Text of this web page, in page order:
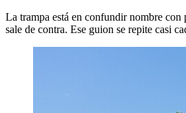
La trampa está en confundir nombre
sale de contra. Ese guion se repite casi